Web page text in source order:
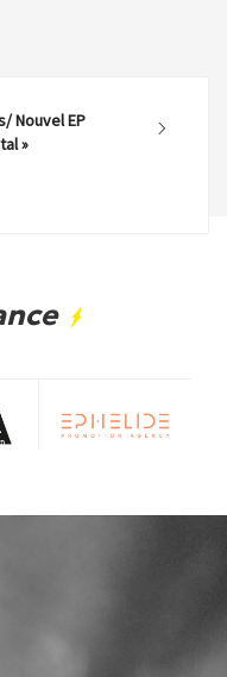
Nouvel EP
»